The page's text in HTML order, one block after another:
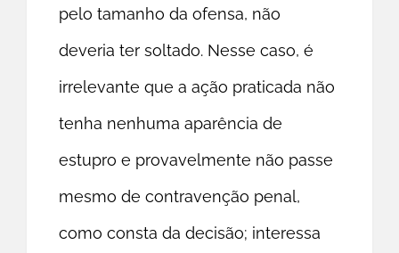
pelo tamanho da ofensa, não
deveria ter soltado. Nesse caso, é
irrelevante que a ação praticada não
tenha nenhuma aparência de
estupro e provavelmente não passe
mesmo de contravenção penal,
como consta da decisão; interessa